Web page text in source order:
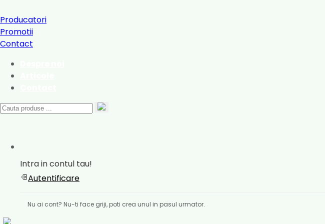
Producatori
Promotii
Contact
Intra in contul tau!
Autentificare
Nu ai cont? Nu-ti face griji, poti crea unul in pasul urmator.